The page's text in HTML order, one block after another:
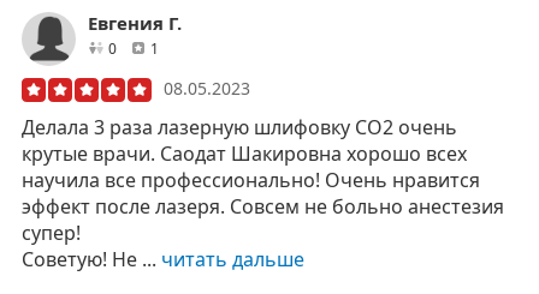
Евгения Г.
0друзей1
08.05.2023
Делала 3 раза лазерную шлифовку СО2 очень
крутые врачи. Саодат Шакировна хорошо всех
научила все профессионально! Очень нравится
эффект после лазеря. Совсем не больно анестезия
супер!
Советую! Не ... читать дальше